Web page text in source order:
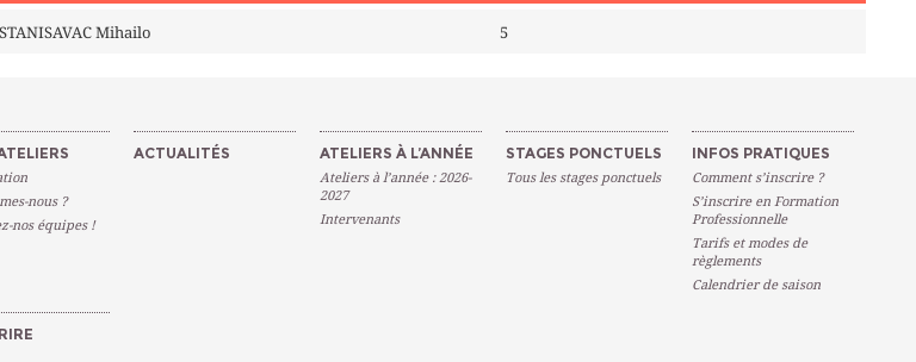
STANISAVAC Mihailo 5
nous ?
nos équipes !
ACTUALITÉS ATELIERS À L’ANNÉE
Ateliers à l’année : 2026-
2027
Intervenants
STAGES PONCTUELS
Tous les stages ponctuels
INFOS PRATIQUES
Comment s’inscrire ?
S’inscrire en Formation
Professionnelle
Tarifs et modes de
règlements
Calendrier de saison